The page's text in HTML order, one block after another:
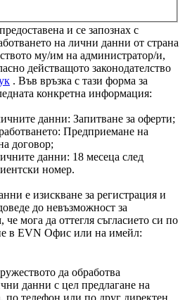
и се запознах с
на лични данни от страна
му/им на администратор/и,
действащото законодателство
. Във връзка с тази форма за
конкретна информация:
данни: Запитване за оферти;
Предприемане на
договор;
данни: 18 месеца след
номер.
е изискване за регистрация и
до невъзможност за
мога да оттегля съгласието си по
в EVN Офис или на имейл:
да обработва
данни с цел предлагане на
по телефон или по друг директен